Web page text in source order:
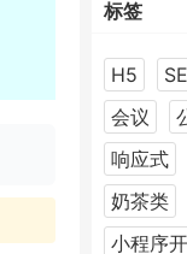
标签
H5
会议
响应式
奶茶类
小程序